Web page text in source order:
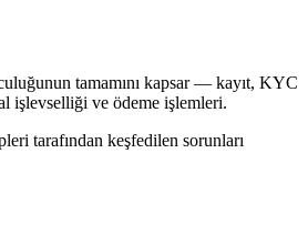
tamamını kapsar — kayıt, KYC
işlevselliği ve ödeme işlemleri.
tarafından keşfedilen sorunları